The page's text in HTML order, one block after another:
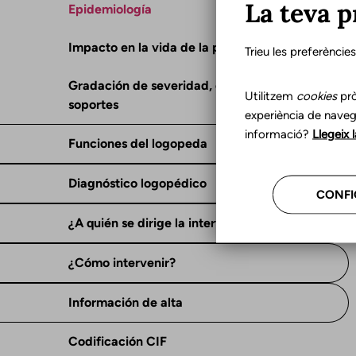
Epidemiología
Impacto en la vida de la persona
Gradación de severidad, consecuencias y
soportes
Funciones del logopeda
Diagnóstico logopédico
¿A quién se dirige la intervención?
¿Cómo intervenir?
Información de alta
Codificación CIF
La teva
Trieu les
Utilitzem cookies
experiència de
informació? Llegeix